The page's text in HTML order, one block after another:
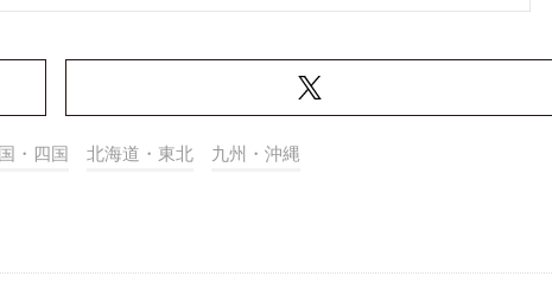
・四国 北海道・東北 九州・沖縄